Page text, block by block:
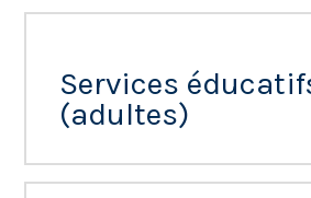
Services
(adultes)